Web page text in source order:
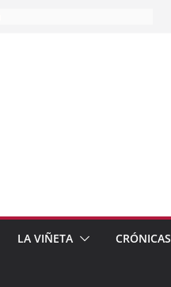
LA VIÑETA CRÓNICAS